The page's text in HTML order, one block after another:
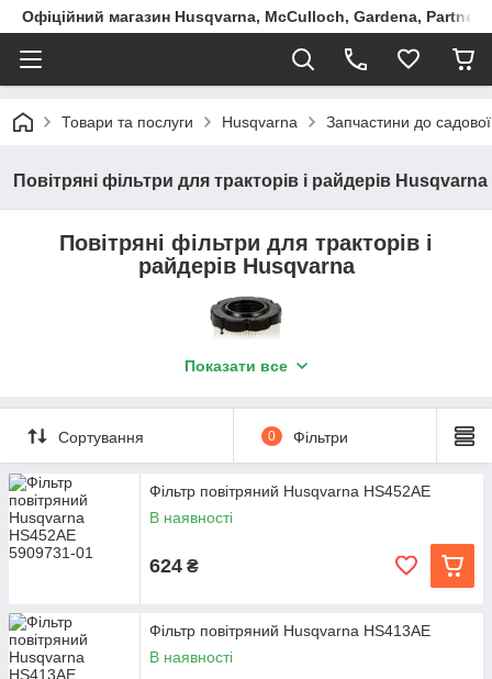
Офіційний магазин Husqvarna, McCulloch, Gardena, Partner
Товари та послуги Husqvarna Запчастини до
Повітряні фільтри для тракторів і райдерів Husqvarna
Повітряні фільтри для тракторів і
райдерів Husqvarna
Показати все
Сортування 0 Фільтри
Фільтр повітряний Husqvarna HS452AE
В наявності
624 ₴
Фільтр повітряний Husqvarna HS413AE
В наявності